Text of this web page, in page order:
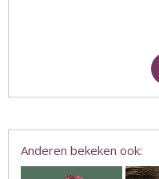
Anderen bekeken ook: